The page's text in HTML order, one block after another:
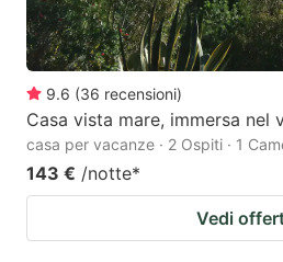
9.6 (36 recensioni)
Casa vista mare, immersa nel
casa per vacanze · 2 Ospiti · 1
143 € /notte*
Vedi